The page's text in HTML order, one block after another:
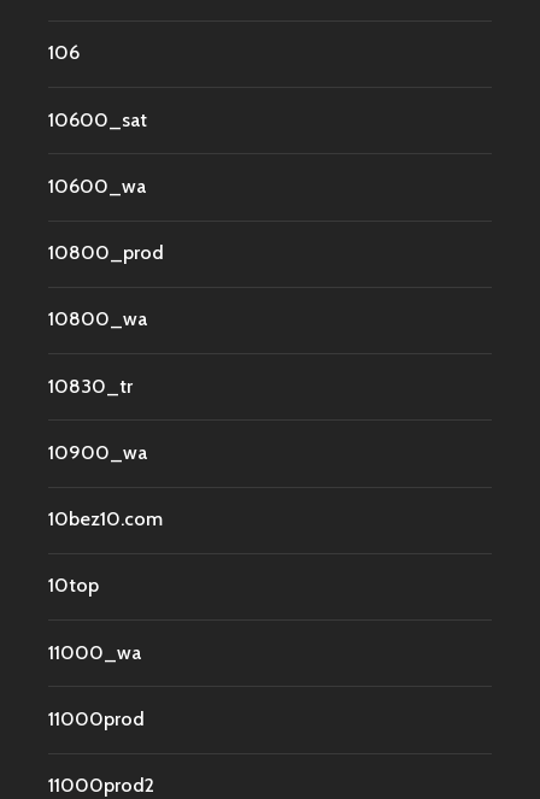
106
10600_sat
10600_wa
10800_prod
10800_wa
10830_tr
10900_wa
10bez10.com
10top
11000_wa
11000prod
11000prod2